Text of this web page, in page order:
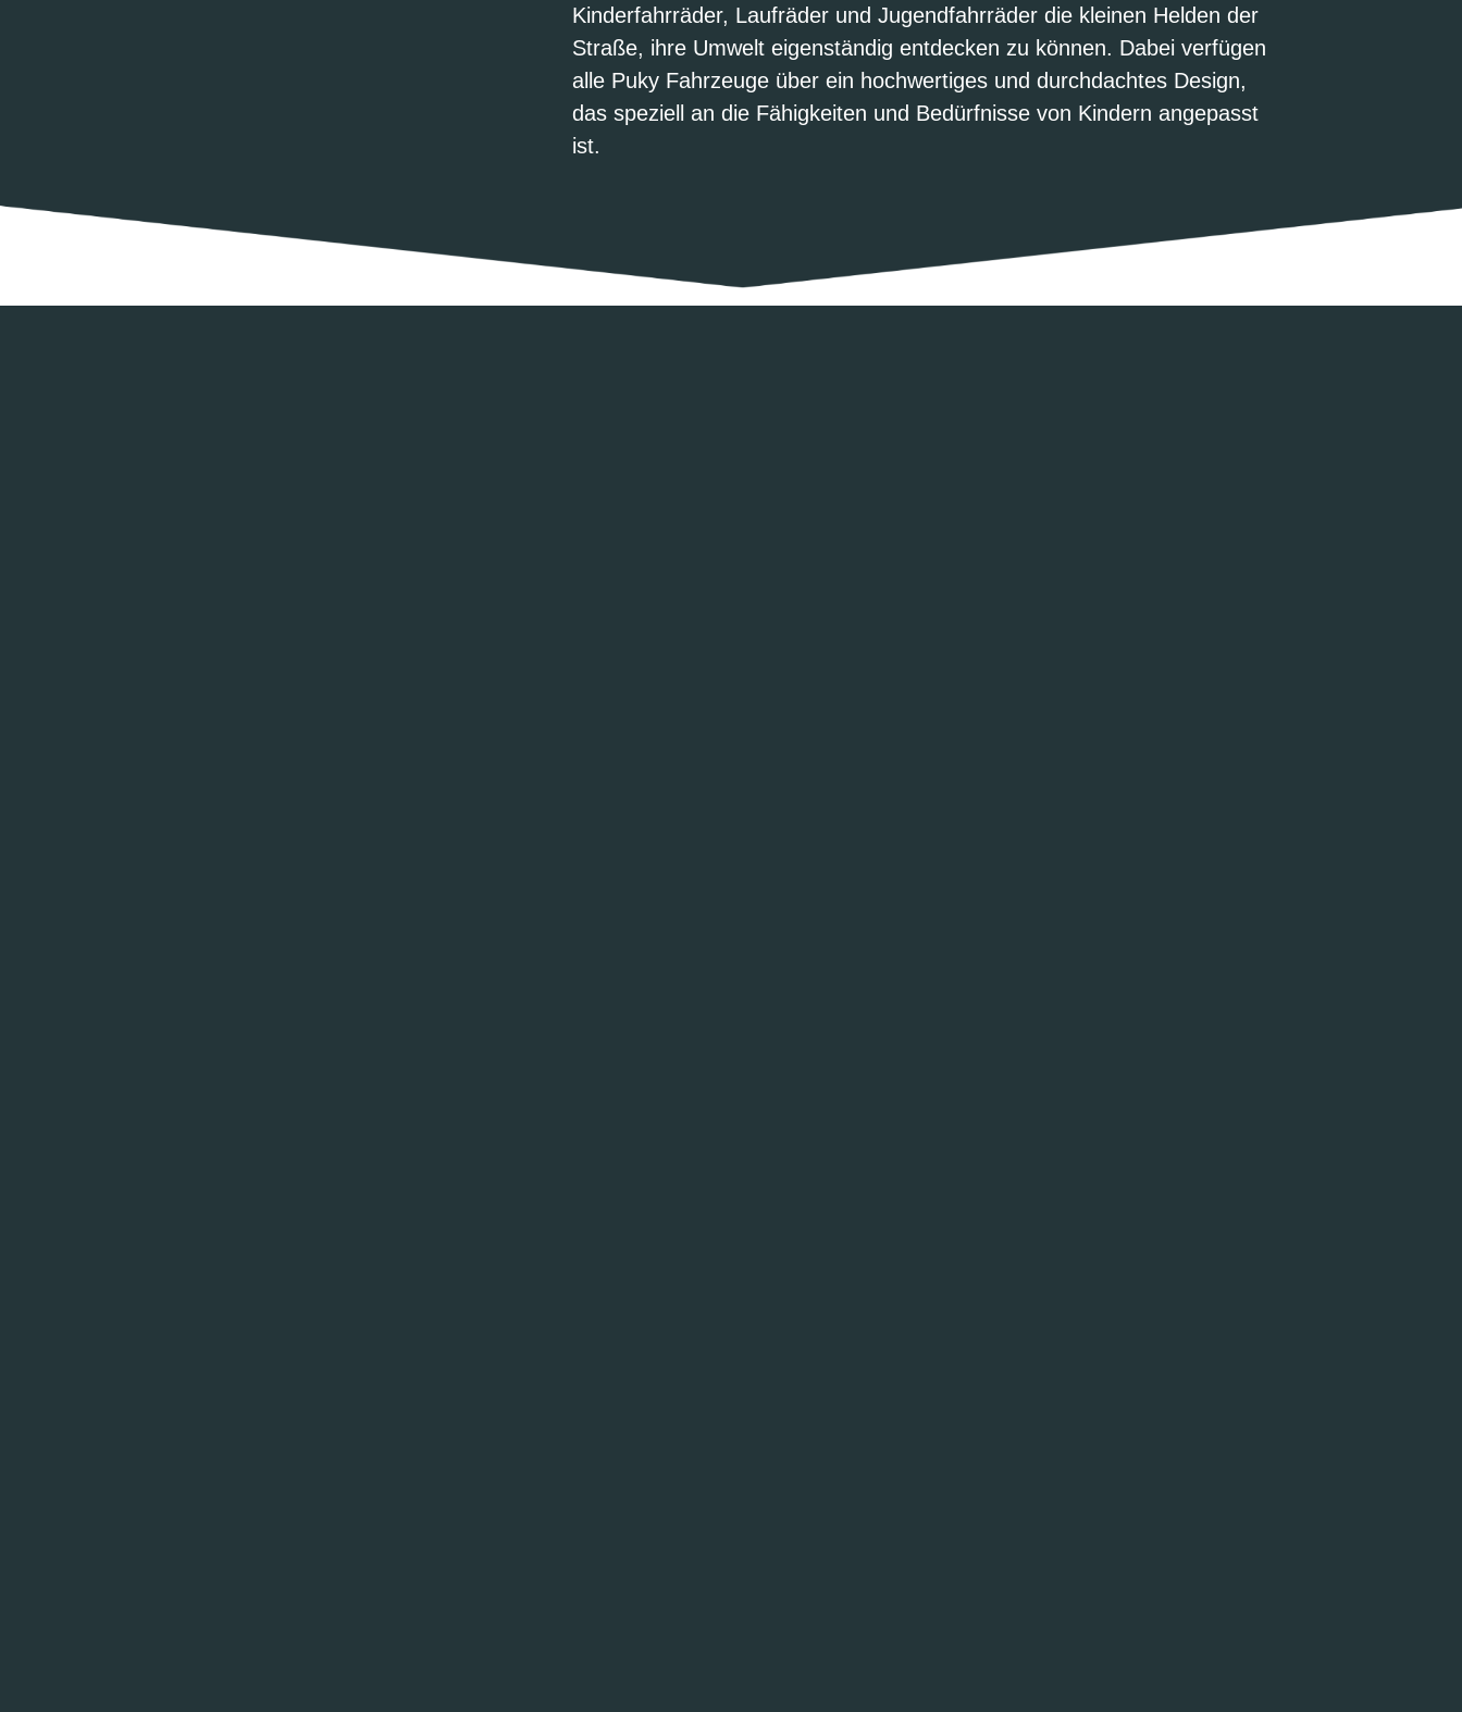
Kinderfahrräder, Laufräder und Jugendfahrräder die kleinen Helden der
Straße, ihre Umwelt eigenständig entdecken zu können. Dabei verfügen
alle Puky Fahrzeuge über ein hochwertiges und durchdachtes Design,
das speziell an die Fähigkeiten und Bedürfnisse von Kindern angepasst
ist.